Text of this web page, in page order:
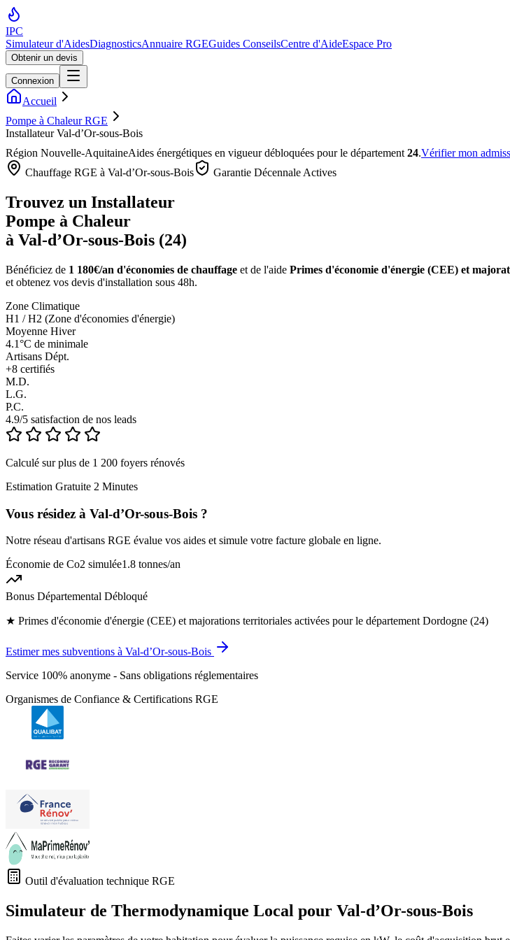
IPC
Simulateur d'AidesDiagnosticsAnnuaire RGEGuides ConseilsCentre d'AideEspace Pro
Obtenir un devis
Connexion
Accueil
Pompe à Chaleur RGE
Installateur Val-d’Or-sous-Bois
Région Nouvelle-AquitaineAides énergétiques en vigueur débloquées pour le département 24.Vérifier mon
Chauffage RGE à Val-d’Or-sous-Bois Garantie Décennale Actives
Trouvez un Installateur
Pompe à Chaleur
à Val-d’Or-sous-Bois (24)
Bénéficiez de 1 180€/an d'économies de chauffage et de l'aide Primes d'économie d'énergie (CEE) et
et obtenez vos devis d'installation sous 48h.
Zone Climatique
H1 / H2 (Zone d'économies d'énergie)
Moyenne Hiver
4.1°C de minimale
Artisans Dépt.
+8 certifiés
M.D.
L.G.
P.C.
4.9/5 satisfaction de nos leads
Calculé sur plus de 1 200 foyers rénovés
Estimation Gratuite 2 Minutes
Vous résidez à Val-d’Or-sous-Bois ?
Notre réseau d'artisans RGE évalue vos aides et simule votre facture globale en ligne.
Économie de Co2 simulée1.8 tonnes/an
Bonus Départemental Débloqué
★ Primes d'économie d'énergie (CEE) et majorations territoriales activées pour le département Dordogne (24)
Estimer mes subventions à Val-d’Or-sous-Bois
Service 100% anonyme - Sans obligations réglementaires
Organismes de Confiance & Certifications RGE
Outil d'évaluation technique RGE
Simulateur de Thermodynamique Local pour Val-d’Or-sous-Bois